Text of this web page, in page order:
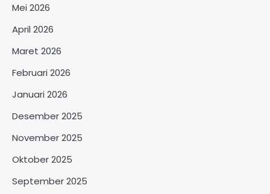
Mei 2026
April 2026
Maret 2026
Februari 2026
Januari 2026
Desember 2025
November 2025
Oktober 2025
September 2025